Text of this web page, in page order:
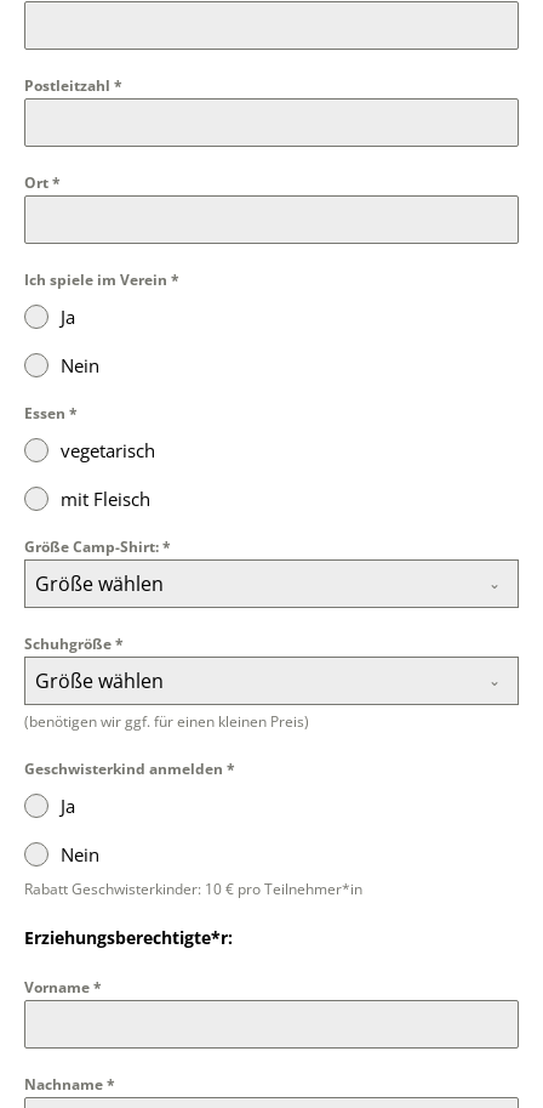
Postleitzahl *
Ort*
Ich spiele im Verein *
Ja
Nein
Essen *
vegetarisch
mit Fleisch
Größe Camp-Shirt:*
Größe wählen
Schuhgröße*
Größe wählen
(benötigen wir ggf. für einen kleinen Preis)
Geschwisterkind anmelden *
Ja
Nein
Rabatt Geschwisterkinder: 10 € pro Teilnehmer*in
Erziehungsberechtigte*r:
Vorname*
Nachname*